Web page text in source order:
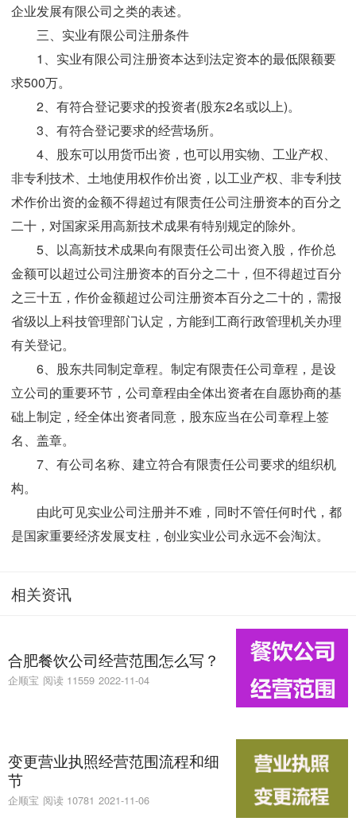
企业发展有限公司之类的表述。
三、实业有限公司注册条件
1、实业有限公司注册资本达到法定资本的最低限额要
求500万。
2、有符合登记要求的投资者(股东2名或以上)。
3、有符合登记要求的经营场所。
4、股东可以用货币出资，也可以用实物、工业产权、
非专利技术、土地使用权作价出资，以工业产权、非专利技
术作价出资的金额不得超过有限责任公司注册资本的百分之
二十，对国家采用高新技术成果有特别规定的除外。
5、以高新技术成果向有限责任公司出资入股，作价总
金额可以超过公司注册资本的百分之二十，但不得超过百分
之三十五，作价金额超过公司注册资本百分之二十的，需报
省级以上科技管理部门认定，方能到工商行政管理机关办理
有关登记。
6、股东共同制定章程。制定有限责任公司章程，是设
立公司的重要环节，公司章程由全体出资者在自愿协商的基
础上制定，经全体出资者同意，股东应当在公司章程上签
名、盖章。
7、有公司名称、建立符合有限责任公司要求的组织机
构。
由此可见实业公司注册并不难，同时不管任何时代，都
是国家重要经济发展支柱，创业实业公司永远不会淘汰。
相关资讯
合肥餐饮公司经营范围怎么写？
企顺宝 阅读 11559 2022-11-04
变更营业执照经营范围流程和细
节
企顺宝 阅读 10781 2021-11-06